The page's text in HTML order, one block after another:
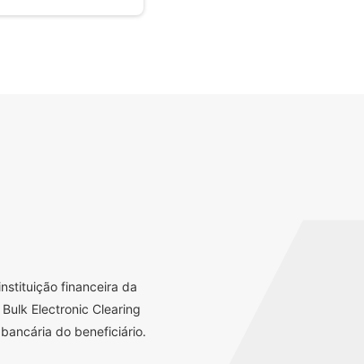
financeira da
Electronic Clearing
do beneficiário.